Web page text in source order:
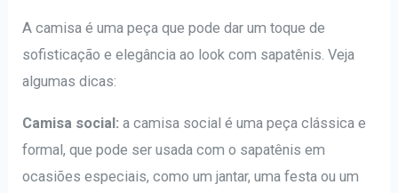
A camisa é uma peça que pode dar um toque de
sofisticação e elegância ao look com sapatênis. Veja
algumas dicas:
Camisa social: a camisa social é uma peça clássica e
formal, que pode ser usada com o sapatênis em
ocasiões especiais, como um jantar, uma festa ou um